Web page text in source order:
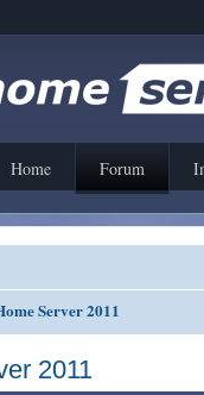
Home Forum
Server 2011
2011